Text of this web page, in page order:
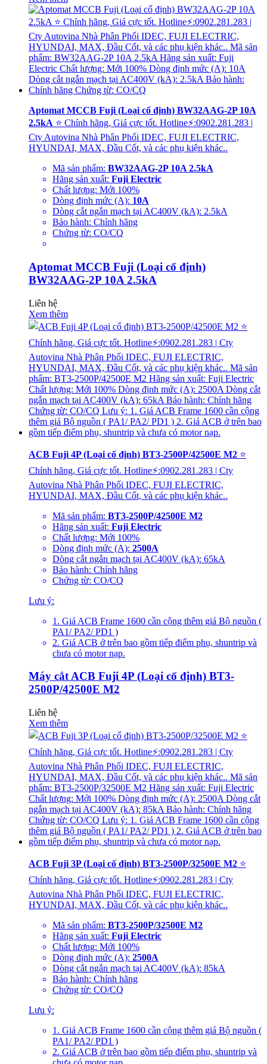
Aptomat MCCB Fuji (Loại cố định) BW32AAG-2P 10A
2.5kA ⭐ Chính hãng, Giá cực tốt. Hotline⚡:0902.281.283 |
Cty Autovina Nhà Phân Phối IDEC, FUJI ELECTRIC,
HYUNDAI, MAX, Đầu Cốt, và các phụ kiện khác..
Mã sản phẩm: BW32AAG-2P 10A 2.5kA
Hãng sản xuất: Fuji Electric
Chất lượng: Mới 100%
Dòng định mức (A): 10A
Dòng cắt ngắn mạch tại AC400V (kA): 2.5kA
Bảo hành: Chính hãng
Chứng từ: CO/CQ
Aptomat MCCB Fuji (Loại cố định)
BW32AAG-2P 10A 2.5kA
Liên hệ
Xem thêm
ACB Fuji 4P (Loại cố định) BT3-2500P/42500E M2 ⭐
Chính hãng, Giá cực tốt. Hotline⚡:0902.281.283 | Cty
Autovina Nhà Phân Phối IDEC, FUJI ELECTRIC,
HYUNDAI, MAX, Đầu Cốt, và các phụ kiện khác..
Mã sản phẩm: BT3-2500P/42500E M2
Hãng sản xuất: Fuji Electric
Chất lượng: Mới 100%
Dòng định mức (A): 2500A
Dòng cắt ngắn mạch tại AC400V (kA): 65kA
Bảo hành: Chính hãng
Chứng từ: CO/CQ
Lưu ý:
1. Giá ACB Frame 1600 cần cộng thêm giá Bộ nguồn (
PA1/ PA2/ PD1 )
2. Giá ACB ở trên bao gồm tiếp điểm phụ, shuntrip và
chưa có motor nạp.
Máy cắt ACB Fuji 4P (Loại cố định) BT3-
2500P/42500E M2
Liên hệ
Xem thêm
ACB Fuji 3P (Loại cố định) BT3-2500P/32500E M2 ⭐
Chính hãng, Giá cực tốt. Hotline⚡:0902.281.283 | Cty
Autovina Nhà Phân Phối IDEC, FUJI ELECTRIC,
HYUNDAI, MAX, Đầu Cốt, và các phụ kiện khác..
Mã sản phẩm: BT3-2500P/32500E M2
Hãng sản xuất: Fuji Electric
Chất lượng: Mới 100%
Dòng định mức (A): 2500A
Dòng cắt ngắn mạch tại AC400V (kA): 85kA
Bảo hành: Chính hãng
Chứng từ: CO/CQ
Lưu ý:
1. Giá ACB Frame 1600 cần cộng thêm giá Bộ nguồn (
PA1/ PA2/ PD1 )
2. Giá ACB ở trên bao gồm tiếp điểm phụ, shuntrip và